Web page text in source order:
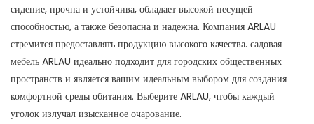
сидение, прочна и устойчива, обладает высокой несущей
способностью, а также безопасна и надежна. Компания ARLAU
стремится предоставлять продукцию высокого качества. садовая
мебель ARLAU идеально подходит для городских общественных
пространств и является вашим идеальным выбором для создания
комфортной среды обитания. Выберите ARLAU, чтобы каждый
уголок излучал изысканное очарование.